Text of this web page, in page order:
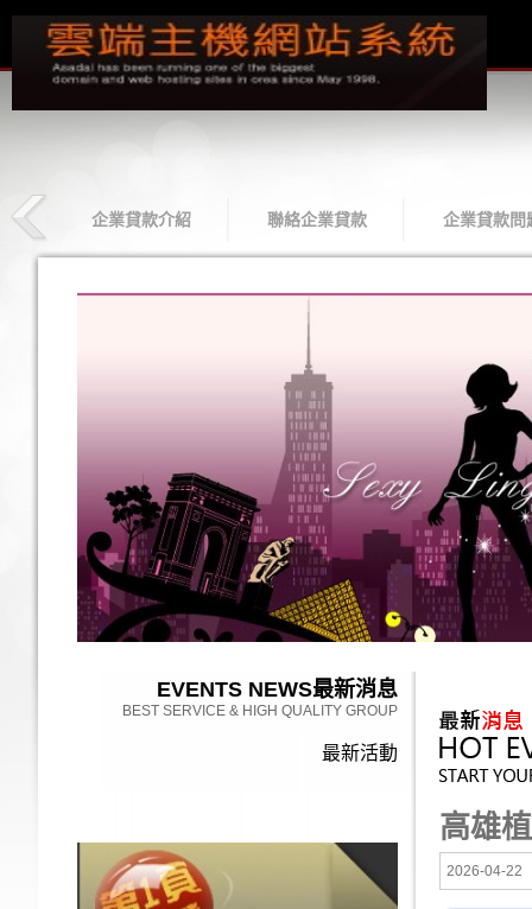
企業貸款介紹 聯絡企業貸款 企業貸款問
EVENTS NEWS最新消息
BEST SERVICE & HIGH QUALITY GROUP
最新活動
高雄
2026-04-22